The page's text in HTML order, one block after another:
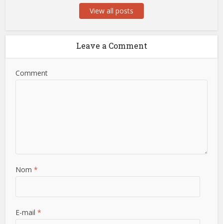
View all posts
Leave a Comment
Comment
Nom*
E-mail*